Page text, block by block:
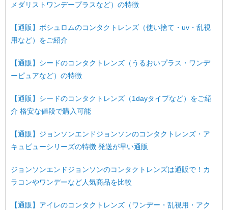
メダリストワンデープラスなど）の特徴
【通販】ボシュロムのコンタクトレンズ（使い捨て・uv・乱視
用など）をご紹介
【通販】シードのコンタクトレンズ（うるおいプラス・ワンデ
ーピュアなど）の特徴
【通販】シードのコンタクトレンズ（1dayタイプなど）をご紹
介 格安な値段で購入可能
【通販】ジョンソンエンドジョンソンのコンタクトレンズ・ア
キュビューシリーズの特徴 発送が早い通販
ジョンソンエンドジョンソンのコンタクトレンズは通販で！カ
ラコンやワンデーなど人気商品を比較
【通販】アイレのコンタクトレンズ（ワンデー・乱視用・アク